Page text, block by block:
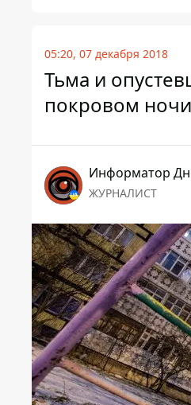
05:20, 07 декабря 2018
Тьма и
покровом ночи
Информатор
ЖУРНАЛИСТ